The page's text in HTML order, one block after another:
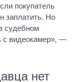
покупатель
заплатить. Но
судебном
с видеокамер», —
нет